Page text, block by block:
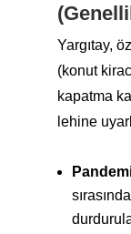
Yargıtay,
(konut
kapatma
lehine